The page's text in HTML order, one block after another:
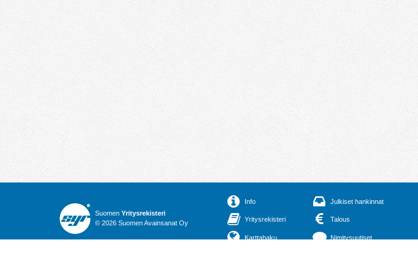
Suomen Yritysrekisteri
© 2026 Suomen Avainsanat Oy
Info
Yritysrekisteri
Karttahaku
Julkiset hankinnat
Talous
Nimitysuutiset